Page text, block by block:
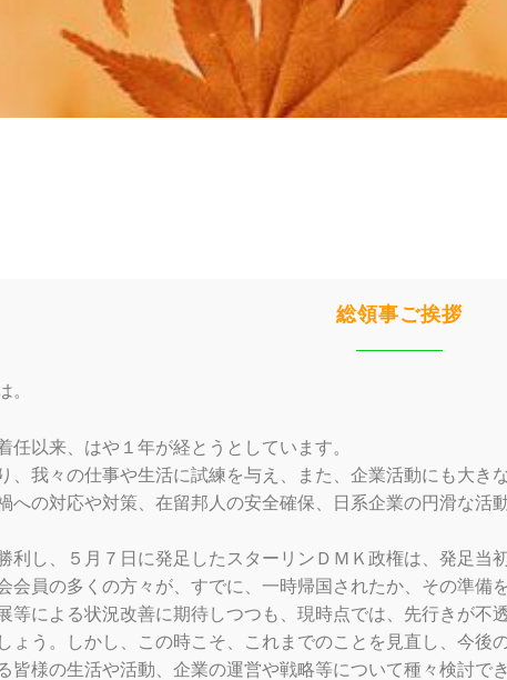
総領事ご挨拶
以来、はや１年が経とうとしています。
、我々の仕事や生活に試練を与え、また、企業活動にも大
への対応や対策、在留邦人の安全確保、日系企業の円滑な
利し、５月７日に発足したスターリンＤＭＫ政権は、発足
会員の多くの方々が、すでに、一時帰国されたか、その準備
等による状況改善に期待しつつも、現時点では、先行きが
ょう。しかし、この時こそ、これまでのことを見直し、今
様の生活や活動、企業の運営や戦略等について種々検討で